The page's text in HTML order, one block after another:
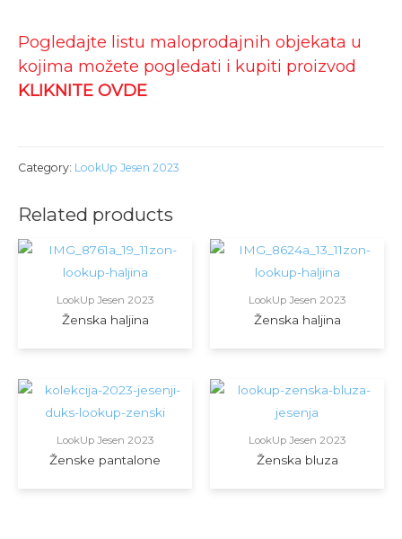
Pogledajte listu maloprodajnih objekata u
kojima možete pogledati i kupiti proizvod
KLIKNITE OVDE
Category: LookUp Jesen 2023
Related products
LookUp Jesen 2023
Ženska haljina
LookUp Jesen 2023
Ženska haljina
LookUp Jesen 2023
Ženske pantalone
LookUp Jesen 2023
Ženska bluza